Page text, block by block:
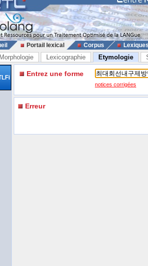
Portail lexical Corpus
Morphologie Lexicographie Etymologie
Entrez une forme
notices corrigées
Erreur